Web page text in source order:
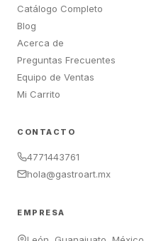
Catálogo Completo
Blog
Acerca de
Preguntas Frecuentes
Equipo de Ventas
Mi Carrito
CONTACTO
4771443761
hola@gastroart.mx
EMPRESA